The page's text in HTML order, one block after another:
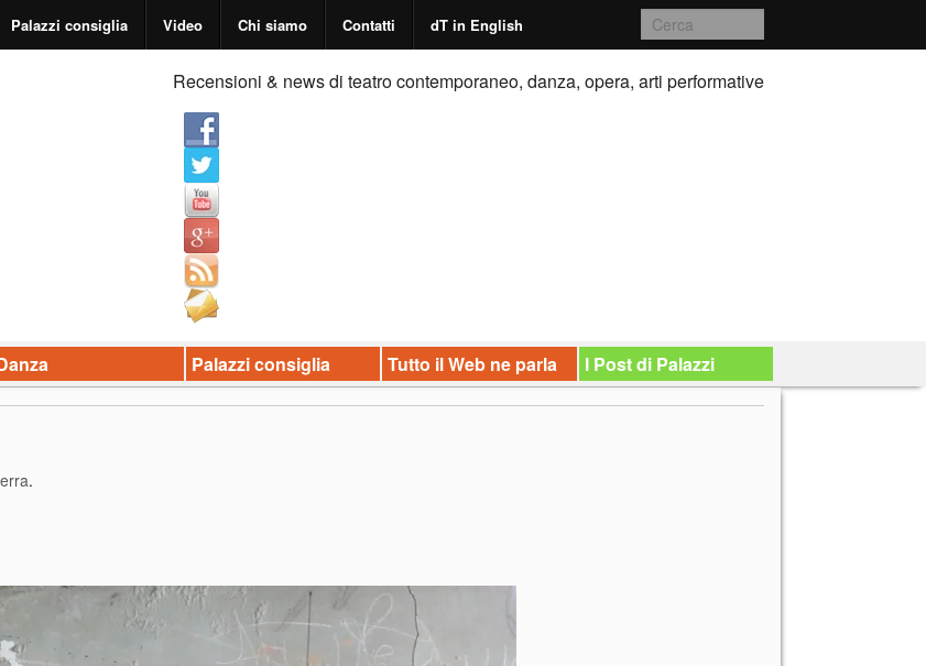
Palazzi consiglia Video Chi siamo Contatti dT in English
Recensioni & news di teatro contemporaneo, danza, opera, arti performative
Palazzi consiglia Tutto il Web ne parla I Post di Palazzi
.